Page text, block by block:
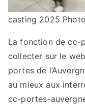
casting 2025
La fonction de cc-
collecter sur le
portes de
au mieux aux
cc-portes-